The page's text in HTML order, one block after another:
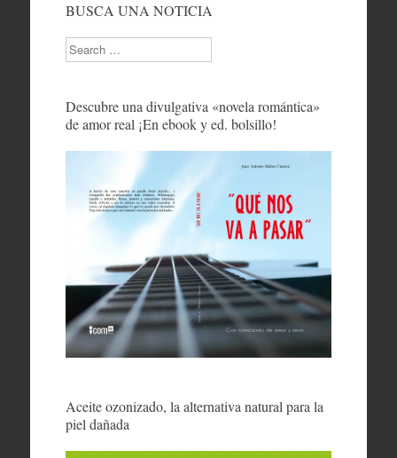
BUSCA UNA NOTICIA
Search
Descubre una divulgativa «novela romántica»
de amor real ¡En ebook y ed. bolsillo!
Aceite ozonizado, la alternativa natural para la
piel dañada